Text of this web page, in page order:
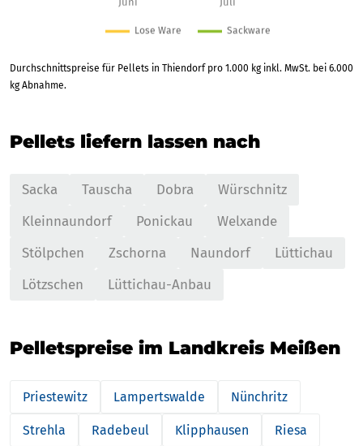
Durchschnittspreise für Pellets in Thiendorf pro 1.000 kg inkl. MwSt. bei 6.000
kg Abnahme.
Pellets liefern lassen nach
Sacka Tauscha Dobra
Würschnitz
Kleinnaundorf
Ponickau
Welxande
Stölpchen
Zschorna Naundorf
Lüttichau
Lötzschen
Lüttichau-Anbau
Pelletspreise im Landkreis Meißen
Priestewitz Lampertswalde Nünchritz
Strehla Radebeul Klipphausen Riesa